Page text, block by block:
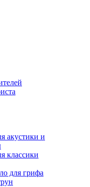
акустики и
классики
для грифа